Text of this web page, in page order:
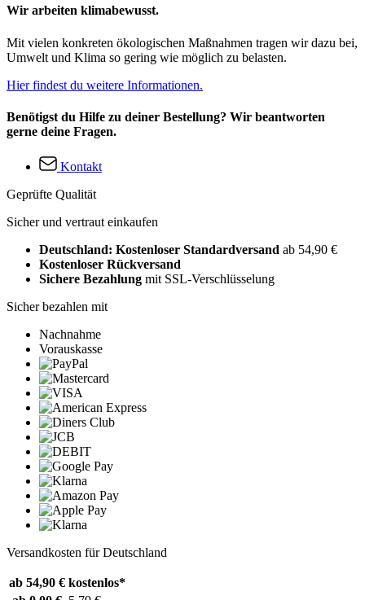
Wir arbeiten klimabewusst.
Mit vielen konkreten ökologischen Maßnahmen tragen wir dazu bei,
Umwelt und Klima so gering wie möglich zu belasten.
Hier findest du weitere Informationen.
Benötigst du Hilfe zu deiner Bestellung? Wir beantworten
gerne deine Fragen.
Kontakt
Geprüfte Qualität
Sicher und vertraut einkaufen
Deutschland: Kostenloser Standardversand ab 54,90 €
Kostenloser Rückversand
Sichere Bezahlung mit SSL-Verschlüsselung
Sicher bezahlen mit
Nachnahme
Vorauskasse
Versandkosten für Deutschland
ab 54,90 € kostenlos*